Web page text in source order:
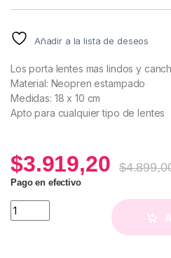
Añadir a la lista de deseos
Los porta lentes mas lindos y
Material: Neopren estampado
Medidas: 18 x 10 cm
Apto para cualquier tipo de lentes
$3.919,20 $
Pago en efectivo
Porta Anteojos Asia quantity